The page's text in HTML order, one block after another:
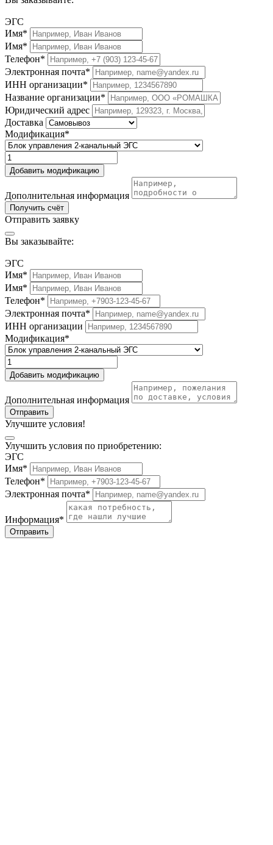
ЭГС
Имя*
Имя*
Телефон*
Электронная почта*
ИНН организации*
Название организации*
Юридический адрес
Доставка
Модификация*
Добавить модификацию
Дополнительная информация
Получить счёт
Отправить заявку
Вы заказывайте:
ЭГС
Имя*
Имя*
Телефон*
Электронная почта*
ИНН организации
Модификация*
Добавить модификацию
Дополнительная информация
Отправить
Улучшите условия!
Улучшить условия по приобретению:
ЭГС
Имя*
Телефон*
Электронная почта*
Информация*
Отправить